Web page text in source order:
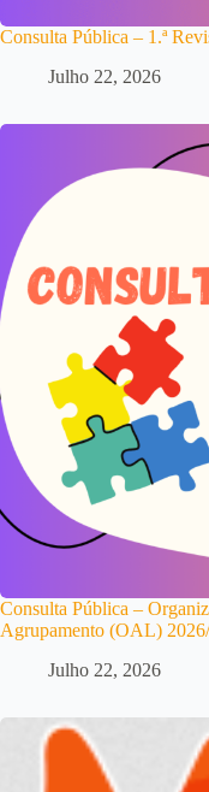
Consulta Pública – 1.ª
Julho 22, 2026
Consulta Pública –
Agrupamento (OAL)
Julho 22, 2026